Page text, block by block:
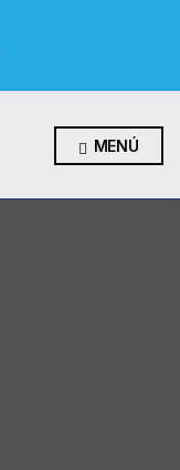
MENÚ